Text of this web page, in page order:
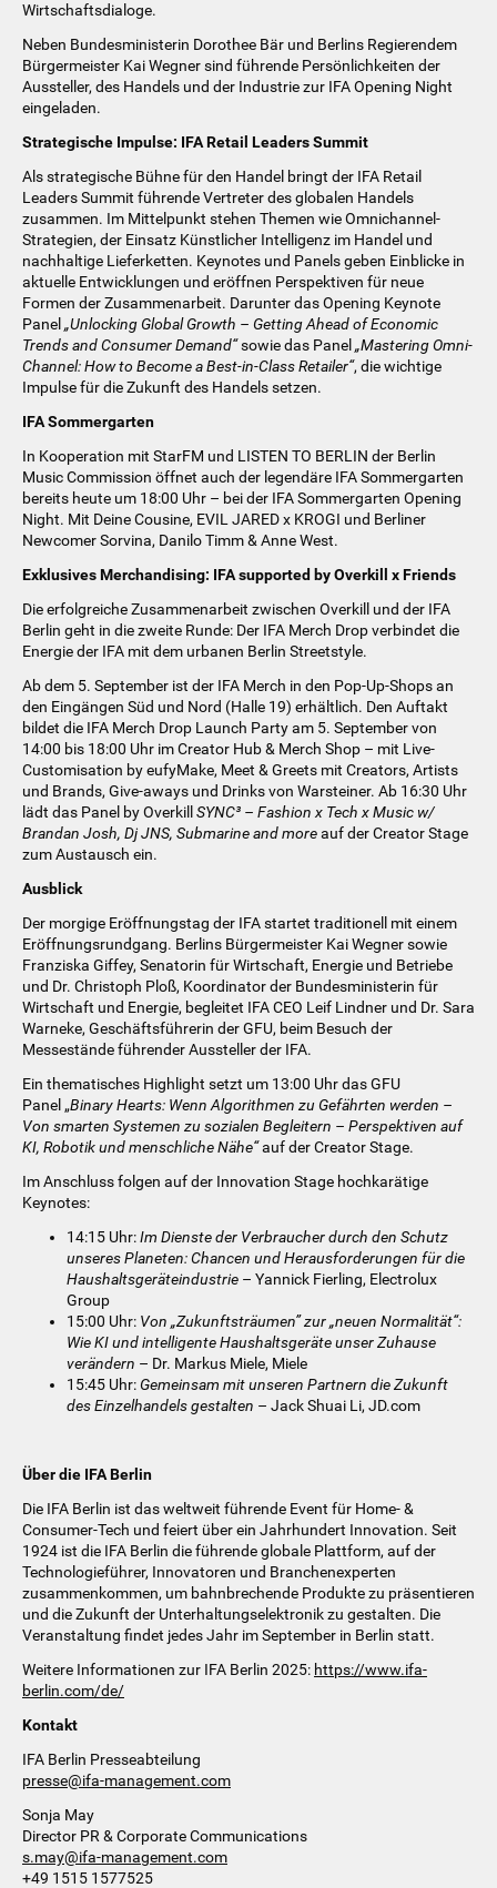
Wirtschaftsdialoge.
Neben Bundesministerin Dorothee Bär und Berlins Regierendem
Bürgermeister Kai Wegner sind führende Persönlichkeiten der
Aussteller, des Handels und der Industrie zur IFA Opening Night
eingeladen.
Strategische Impulse: IFA Retail Leaders Summit
Als strategische Bühne für den Handel bringt der IFA Retail
Leaders Summit führende Vertreter des globalen Handels
zusammen. Im Mittelpunkt stehen Themen wie Omnichannel-
Strategien, der Einsatz Künstlicher Intelligenz im Handel und
nachhaltige Lieferketten. Keynotes und Panels geben Einblicke in
aktuelle Entwicklungen und eröffnen Perspektiven für neue
Formen der Zusammenarbeit. Darunter das Opening Keynote
Panel „Unlocking Global Growth – Getting Ahead of Economic
Trends and Consumer Demand“sowie das Panel „Mastering Omni-
Channel: How to Become a Best-in-Class Retailer“, die wichtige
Impulse für die Zukunft des Handels setzen.
IFA Sommergarten
In Kooperation mit StarFM und LISTEN TO BERLIN der Berlin
Music Commission öffnet auch der legendäre IFA Sommergarten
bereits heute um 18:00 Uhr – bei der IFA Sommergarten Opening
Night. Mit Deine Cousine, EVIL JARED x KROGI und Berliner
Newcomer Sorvina, Danilo Timm & Anne West.
Exklusives Merchandising: IFA supported by Overkill x Friends
Die erfolgreiche Zusammenarbeit zwischen Overkill und der IFA
Berlin geht in die zweite Runde: Der IFA Merch Drop verbindet die
Energie der IFA mit dem urbanen Berlin Streetstyle.
Ab dem 5. September ist der IFA Merch in den Pop-Up-Shops an
den Eingängen Süd und Nord (Halle 19) erhältlich. Den Auftakt
bildet die IFA Merch Drop Launch Party am 5. September von
14:00 bis 18:00 Uhr im Creator Hub & Merch Shop – mit Live-
Customisation by eufyMake, Meet & Greets mit Creators, Artists
und Brands, Give-aways und Drinks von Warsteiner. Ab 16:30 Uhr
lädt das Panel by Overkill SYNC³ – Fashion x Tech x Music w/
Brandan Josh, Dj JNS, Submarine and moreauf der Creator Stage
zum Austausch ein.
Ausblick
Der morgige Eröffnungstag der IFA startet traditionell mit einem
Eröffnungsrundgang. Berlins Bürgermeister Kai Wegner sowie
Franziska Giffey, Senatorin für Wirtschaft, Energie und Betriebe
und Dr. Christoph Ploß, Koordinator der Bundesministerin für
Wirtschaft und Energie, begleitet IFA CEO Leif Lindner und Dr. Sara
Warneke, Geschäftsführerin der GFU, beim Besuch der
Messestände führender Aussteller der IFA.
Ein thematisches Highlight setzt um 13:00 Uhr das GFU
Panel „Binary Hearts: Wenn Algorithmen zu Gefährten werden –
Von smarten Systemen zu sozialen Begleitern – Perspektiven auf
KI, Robotik und menschliche Nähe“auf der Creator Stage.
Im Anschluss folgen auf der Innovation Stage hochkarätige
Keynotes:
14:15 Uhr:Im Dienste der Verbraucher durch den Schutz
unseres Planeten: Chancen und Herausforderungen für die
Haushaltsgeräteindustrie – Yannick Fierling, Electrolux
Group
15:00 Uhr: Von „Zukunftsträumen” zur „neuen Normalität“:
Wie KI und intelligente Haushaltsgeräte unser Zuhause
verändern – Dr. Markus Miele, Miele
15:45 Uhr:Gemeinsam mit unseren Partnern die Zukunft
des Einzelhandels gestalten – Jack Shuai Li, JD.com
Über die IFA Berlin
Die IFA Berlin ist das weltweit führende Event für Home- &
Consumer-Tech und feiert über ein Jahrhundert Innovation. Seit
1924 ist die IFA Berlin die führende globale Plattform, auf der
Technologieführer, Innovatoren und Branchenexperten
zusammenkommen, um bahnbrechende Produkte zu präsentieren
und die Zukunft der Unterhaltungselektronik zu gestalten. Die
Veranstaltung findet jedes Jahr im September in Berlin statt.
Weitere Informationen zur IFA Berlin 2025: https://www.ifa-
berlin.com/de/
Kontakt
IFA Berlin Presseabteilung
presse@ifa-management.com
Sonja May
Director PR & Corporate Communications
s.may@ifa-management.com
+49 1515 1577525